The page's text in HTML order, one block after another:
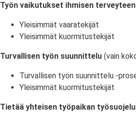
Työn vaikutukset ihmisen
Yleisimmät vaaratekijät
Yleisimmät kuormitustekijät
Turvallisen työn suunnittelu (vain
Turvallisen työn suunnittelu -
Yleisimmät kuormitustekijät
Tietää yhteisen työpaikan